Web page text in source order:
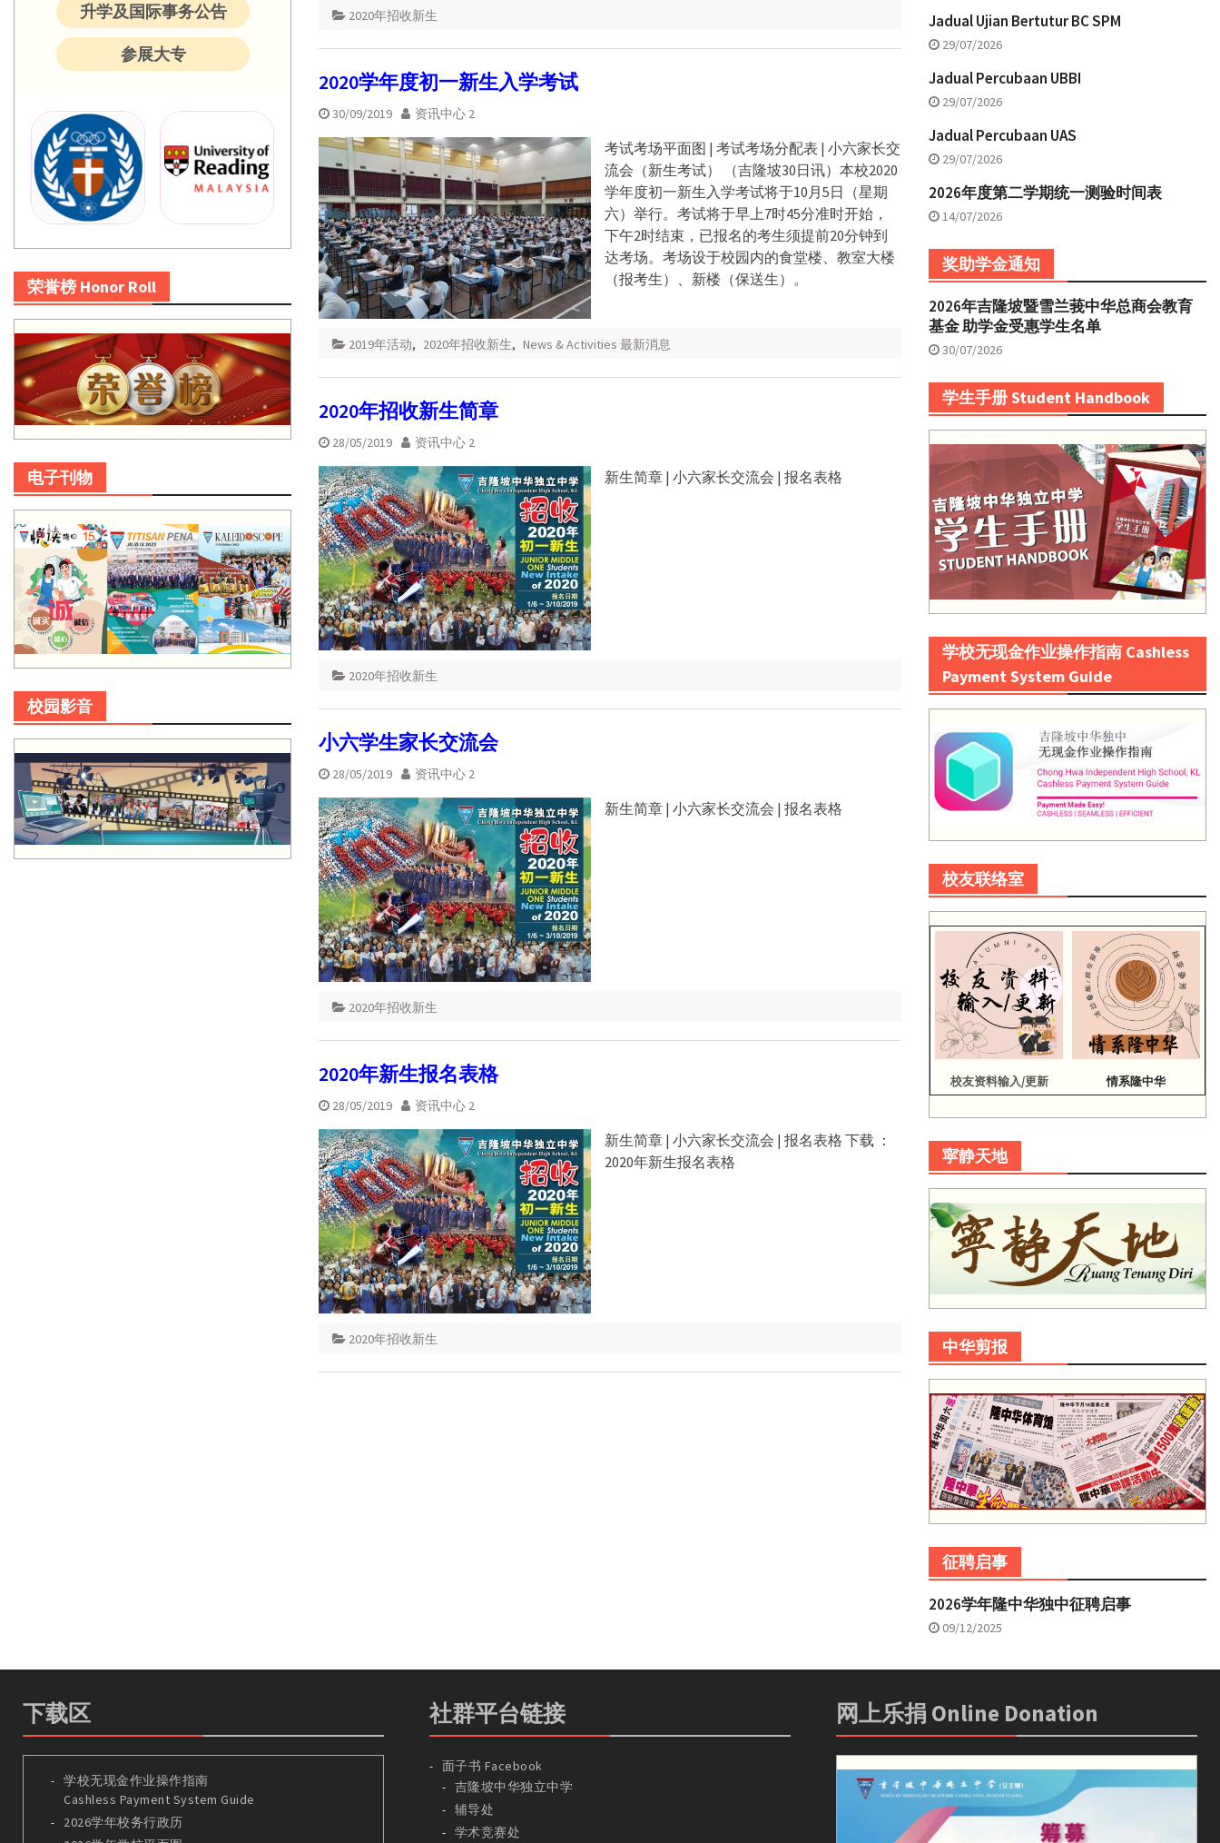
2020年招收新生
2020学年度初一新生入学考试
30/09/2019 资讯中心 2
考试考场平面图 | 考试考场分配表 | 小六家长交
流会（新生考试） （吉隆坡30日讯）本校2020
学年度初一新生入学考试将于10月5日（星期
六）举行。考试将于早上7时45分准时开始，
下午2时结束，已报名的考生须提前20分钟到
达考场。考场设于校园内的食堂楼、教室大楼
（报考生）、新楼（保送生）。
2019年活动, 2020年招收新生, News & Activities 最新消息
2020年招收新生简章
28/05/2019 资讯中心 2
新生简章 | 小六家长交流会 | 报名表格
2020年招收新生
小六学生家长交流会
28/05/2019 资讯中心 2
新生简章 | 小六家长交流会 | 报名表格
2020年招收新生
2020年新生报名表格
28/05/2019 资讯中心 2
新生简章 | 小六家长交流会 | 报名表格 下载 ：
2020年新生报名表格
2020年招收新生
Jadual Ujian Bertutur BC SPM
29/07/2026
Jadual Percubaan UBBI
29/07/2026
Jadual Percubaan UAS
29/07/2026
2026年度第二学期统一测验时间表
14/07/2026
奖助学金通知
2026年吉隆坡暨雪兰莪中华总商会教育
基金 助学金受惠学生名单
30/07/2026
学生手册 Student Handbook
学校无现金作业操作指南 Cashless
Payment System Guide
校友联络室
校友资料输入/更新 情系隆中华
寜静天地
中华剪报
征聘启事
2026学年隆中华独中征聘启事
09/12/2025
升学及国际事务公告
参展大专
荣誉榜 Honor Roll
电子刊物
校园影音
下载区
学校无现金作业操作指南
Cashless Payment System Guide
2026学年校务行政历
社群平台链接
面子书 Facebook
吉隆坡中华独立中学
辅导处
学术竞赛处
网上乐捐 Online Donation